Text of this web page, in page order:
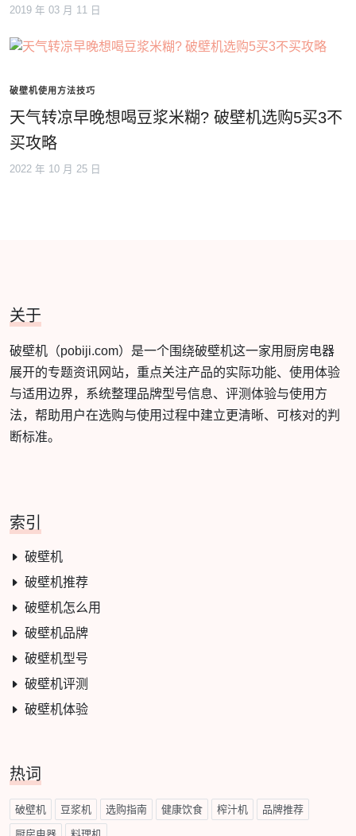
2019 年 03 月 11 日
破壁机使用方法技巧
天气转凉早晚想喝豆浆米糊? 破壁机选购5买3不
买攻略
2022 年 10 月 25 日
关于
破壁机（pobiji.com）是一个围绕破壁机这一家用厨房电器
展开的专题资讯网站，重点关注产品的实际功能、使用体验
与适用边界，系统整理品牌型号信息、评测体验与使用方
法，帮助用户在选购与使用过程中建立更清晰、可核对的判
断标准。
索引
破壁机
破壁机推荐
破壁机怎么用
破壁机品牌
破壁机型号
破壁机评测
破壁机体验
热词
破壁机 豆浆机 选购指南 健康饮食 榨汁机 品牌推荐